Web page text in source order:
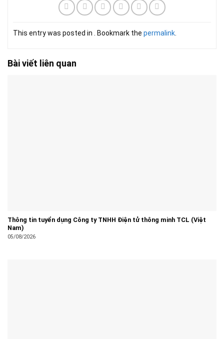
This entry was posted in . Bookmark the permalink
Bài viết liên quan
Thông tin tuyển dụng Công ty TNHH Điện tử thông minh TCL (Việt
Nam)
05/08/2026